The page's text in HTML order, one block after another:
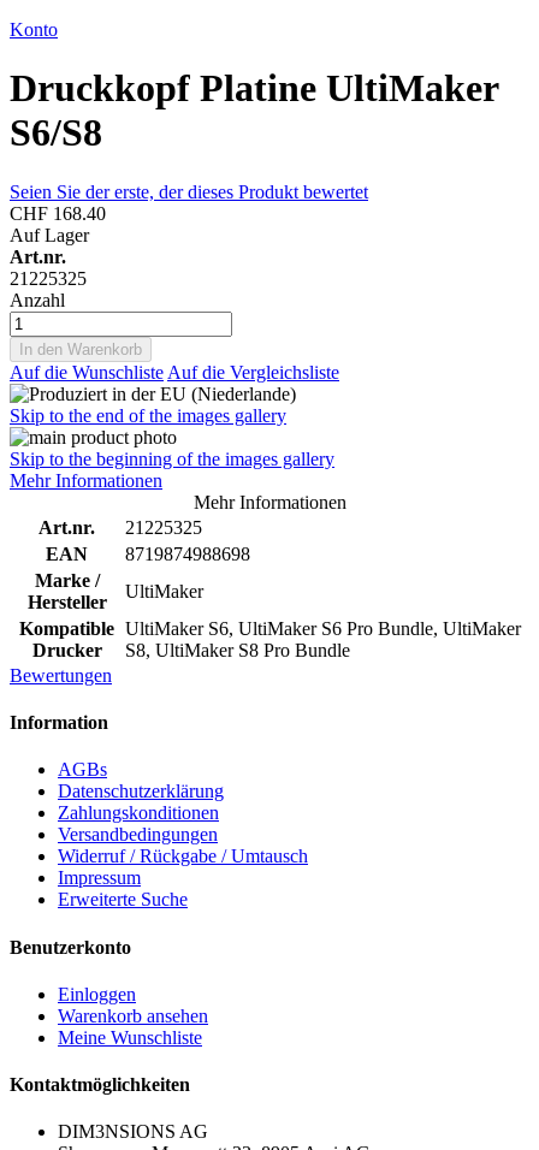
Konto
Druckkopf Platine UltiMaker
S6/S8
Seien Sie der erste, der dieses Produkt bewertet
CHF 168.40
Auf Lager
Art.nr.
21225325
Anzahl
In den Warenkorb
Auf die Wunschliste Auf die Vergleichsliste
Skip to the end of the images gallery
Skip to the beginning of the images gallery
Mehr Informationen
Mehr Informationen
Art.nr.
21225325
EAN
8719874988698
Marke /
Hersteller
UltiMaker
Kompatible
Drucker
UltiMaker S6, UltiMaker S6 Pro Bundle, UltiMaker
S8, UltiMaker S8 Pro Bundle
Bewertungen
Information
AGBs
Datenschutzerklärung
Zahlungskonditionen
Versandbedingungen
Widerruf / Rückgabe / Umtausch
Impressum
Erweiterte Suche
Benutzerkonto
Einloggen
Warenkorb ansehen
Meine Wunschliste
Kontaktmöglichkeiten
DIM3NSIONS AG